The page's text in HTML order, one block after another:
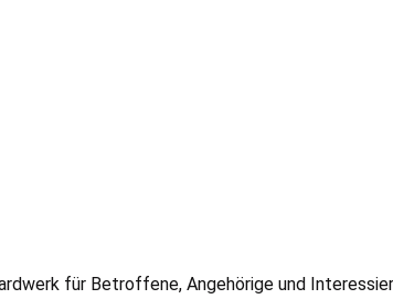
für Betroffene, Angehörige und